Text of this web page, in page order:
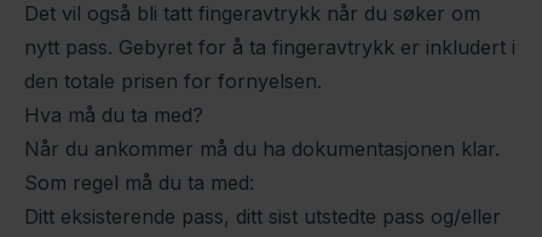
Det vil også bli tatt fingeravtrykk når du søker om
nytt pass. Gebyret for å ta fingeravtrykk er inkludert i
den totale prisen for fornyelsen.
Hva må du ta med?
Når du ankommer må du ha dokumentasjonen klar.
Som regel må du ta med:
Ditt eksisterende pass, ditt sist utstedte pass og/eller